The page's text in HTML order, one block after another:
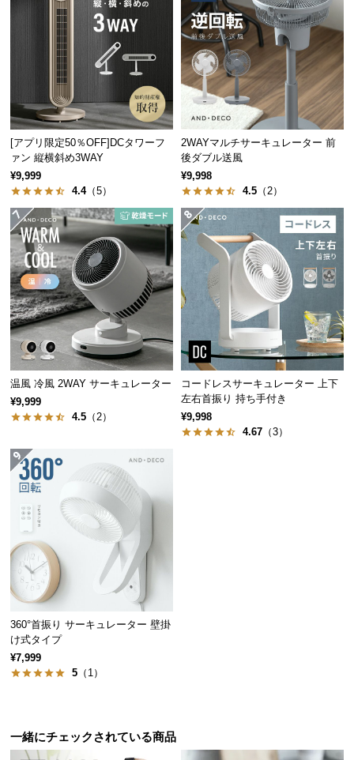
に
つ
い
証
に
つ
い
て
会
員
規
約
に
つ
て
様
ポ
ト
せ
[アプリ限定50％OFF]DCタワーフ
ァン 縦横斜め3WAY
¥9,999
4.4（5）
2WAYマルチサーキュレーター 前
後ダブル送風
¥9,998
4.5 （2）
温風 冷風 2WAY サーキュレーター
¥9,999
4.5 （2）
コードレスサーキュレーター 上下
左右首振り 持ち手付き
¥9,998
4.67 （3）
360°首振り サーキュレーター 壁掛
け式タイプ
¥7,999
5 （1）
一緒にチェックされている商品